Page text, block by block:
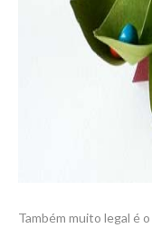
Também muito legal é o